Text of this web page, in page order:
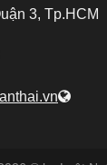
3, Tp.HCM